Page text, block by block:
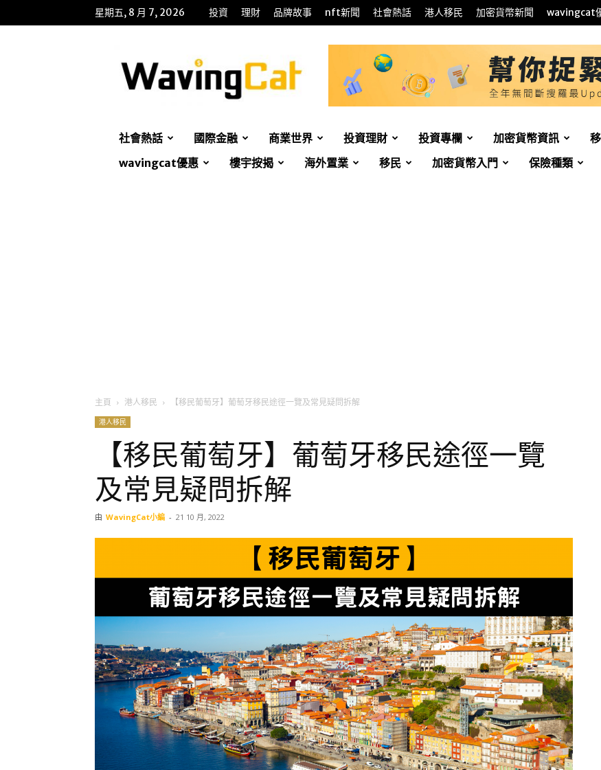
星期五, 8 月 7, 2026 投資 理財 品牌故事 nft新聞 社會熱話 港人移民 加密貨幣新聞 wavingcat
招
財
貓
社會熱話 國際金融 商業世界 投資理財 投資專欄 加密貨幣資訊
wavingcat優惠
樓宇按揭 海外置業 移民 加密貨幣入門 保險種類
主頁 港人移民 【移民葡萄牙】葡萄牙移民途徑一覽及常見疑問拆解
港人移民
【移民葡萄牙】葡萄牙移民途徑一覽
及常見疑問拆解
由 WavingCat小編 - 21 10 月, 2022